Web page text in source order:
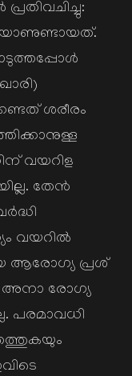
ശരീരം
വയറിള
തേന്‍
വയറില്‍
ആരോഗ്യ പ്രശ്
അനാ രോഗ്യ
പരമാവധി